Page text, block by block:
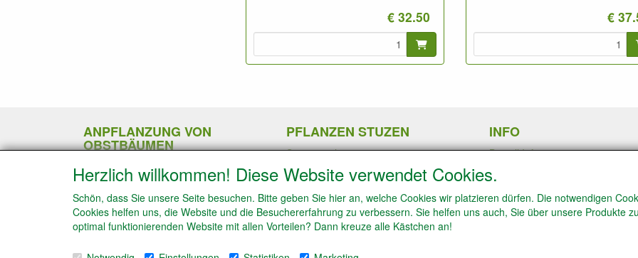
Pflanzabstand: 5 bis 6 Meter
Foto: Halbstamm 2-Jährig, nicht
€ 32.50
Pflanzabstand: 5 bis 6 Meter
Foto: Halbstamm 3-Jährig, nicht
€
ANPFLANZUNG VON
OBSTBÄUMEN
Böden und Düngemittel
PFLANZEN STUZEN
Sommerschnitt
Pflanzen von Erdbeerpflanzen
Winterschnitt
Schneiden von Trauben- und
Kiwipflanzen
Schneiden von Obstbäume in
Obstbäume ausdünnen
INFO
Bestell Info
Impressum/ Kontakt
Algemeinen
Datenschutzerklärung
Herzlich willkommen! Diese Website verwendet Cookies.
Schön, dass Sie unsere Seite besuchen. Bitte geben Sie hier an, welche Cookies wir platzieren dürfen. Die notwendigen
Cookies helfen uns, die Website und die Besuchererfahrung zu verbessern. Sie helfen uns auch, Sie über unsere Produkte
optimal funktionierenden Website mit allen Vorteilen? Dann kreuze alle Kästchen an!